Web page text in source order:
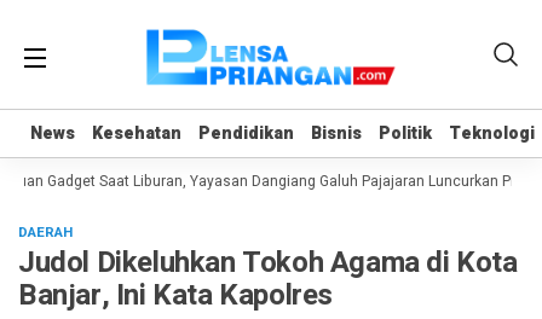
News Kesehatan Pendidikan Bisnis Politik Teknologi
News Kesehatan Pendidikan Bisnis Politik Teknologi
Gadget Saat Liburan, Yayasan Dangiang Galuh Pajajaran Luncurkan
DAERAH
Judol Dikeluhkan Tokoh Agama di Kota
Banjar, Ini Kata Kapolres